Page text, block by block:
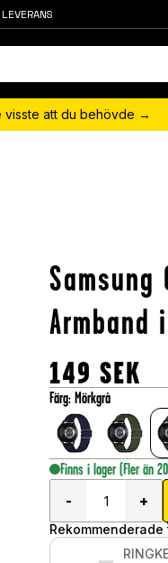
visste att du behövde →
Samsung
Armband
149 SEK
Färg: Mörkgrå
Finns i lager (Fler än
-
+